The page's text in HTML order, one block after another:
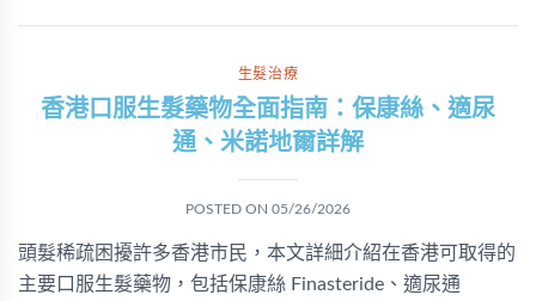
生髮治療
香港口服生髮藥物全面指南：保康絲、適尿
通、米諾地爾詳解
POSTED ON 05/26/2026
頭髮稀疏困擾許多香港市民，本文詳細介紹在香港可取得的
主要口服生髮藥物，包括保康絲 Finasteride、適尿通